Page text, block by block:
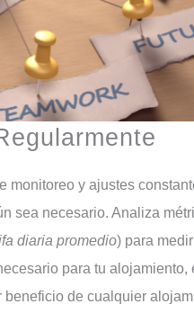
sea necesario. Analiza
diaria promedio) para
para tu
de cualquier